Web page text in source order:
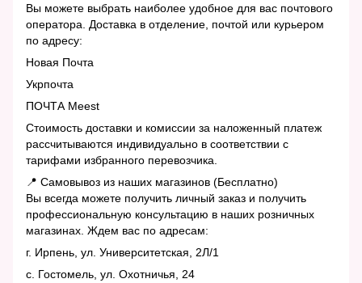
Вы можете выбрать наиболее удобное для вас почтового
оператора. Доставка в отделение, почтой или курьером
по адресу:
Новая Почта
Укрпочта
ПОЧТА Meest
Стоимость доставки и комиссии за наложенный платеж
рассчитываются индивидуально в соответствии с
тарифами избранного перевозчика.
📍 Самовывоз из наших магазинов (Бесплатно)
Вы всегда можете получить личный заказ и получить
профессиональную консультацию в наших розничных
магазинах. Ждем вас по адресам:
г. Ирпень, ул. Университетская, 2Л/1
с. Гостомель, ул. Охотничья, 24